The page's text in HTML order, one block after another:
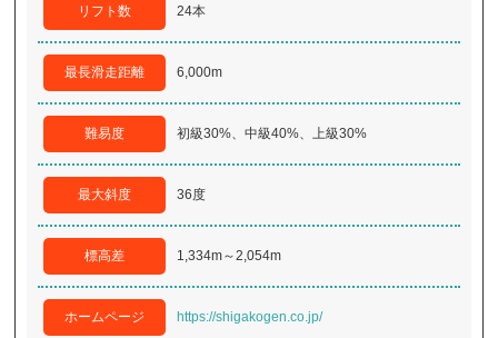
リフト数 24本
最長滑走距離 6,000m
難易度 初級30%、中級40%、上級30%
最大斜度 36度
標高差 1,334m～2,054m
ホームページ https://shigakogen.co.jp/